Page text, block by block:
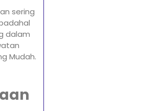
sering
dalam
Mudah.